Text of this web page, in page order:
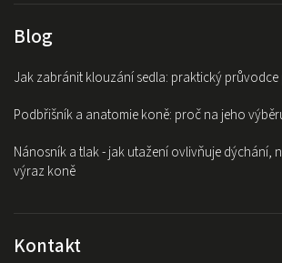
Blog
Jak zabránit klouzání sedla: praktický
Podbřišník a anatomie koně: proč na jeho
Nánosník a tlak - jak utažení ovlivňuje dýchání,
výraz koně
Kontakt